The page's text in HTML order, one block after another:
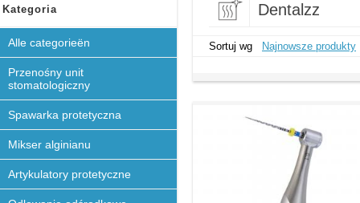
Kategoria
Alle categorieën
Przenośny unit
stomatologiczny
Spawarka protetyczna
Mikser alginianu
Artykulatory protetyczne
Dentalzz
Sortuj wg Najnowsze produkty